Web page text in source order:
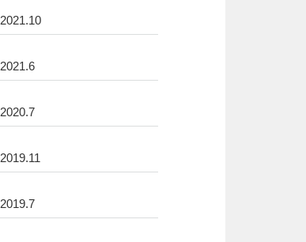
2021.10
2021.6
2020.7
2019.11
2019.7